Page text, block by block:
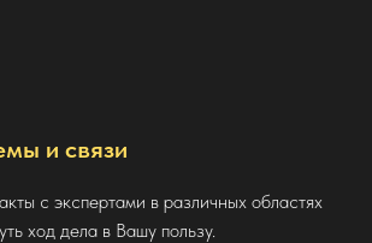
и связи
с экспертами в различных областях
ход дела в Вашу пользу.